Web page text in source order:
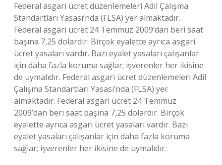
Federal asgari ücret düzenlemeleri Adil Çalışma
Standartları Yasası’nda (FLSA) yer almaktadır.
Federal asgari ücret 24 Temmuz 2009’dan beri saat
başına 7,25 dolardır. Birçok eyalette ayrıca asgari
ücret yasaları vardır. Bazı eyalet yasaları çalışanlar
için daha fazla koruma sağlar; işverenler her ikisine
de uymalıdır. Federal asgari ücret düzenlemeleri Adil
Çalışma Standartları Yasası’nda (FLSA) yer
almaktadır. Federal asgari ücret 24 Temmuz
2009’dan beri saat başına 7,25 dolardır. Birçok
eyalette ayrıca asgari ücret yasaları vardır. Bazı
eyalet yasaları çalışanlar için daha fazla koruma
sağlar; işverenler her ikisine de uymalıdır.